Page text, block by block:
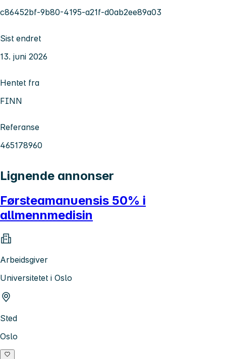
c86452bf-9b80-4195-a21f-d0ab2ee89a03
Sist endret
13. juni 2026
Hentet fra
FINN
Referanse
465178960
Lignende annonser
Førsteamanuensis 50% i
allmennmedisin
Arbeidsgiver
Universitetet i Oslo
Sted
Oslo